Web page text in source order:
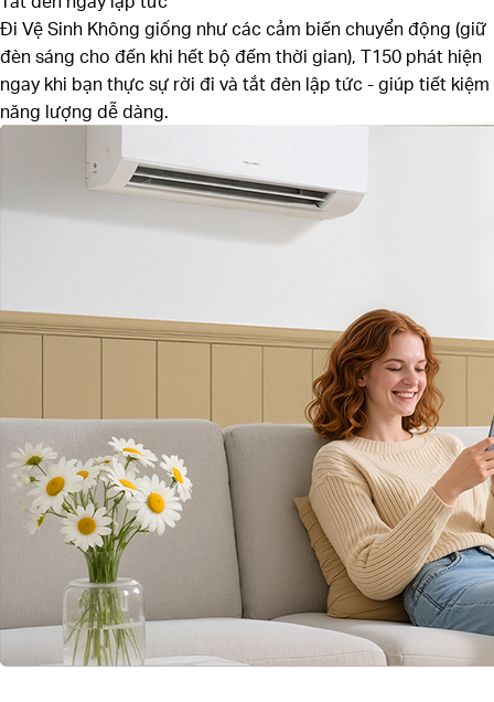
Đi Vệ Sinh Không giống như các cảm biến chuyển động (giữ
đèn sáng cho đến khi hết bộ đếm thời gian), T150 phát hiện
ngay khi bạn thực sự rời đi và tắt đèn lập tức - giúp tiết kiệm
năng lượng dễ dàng.